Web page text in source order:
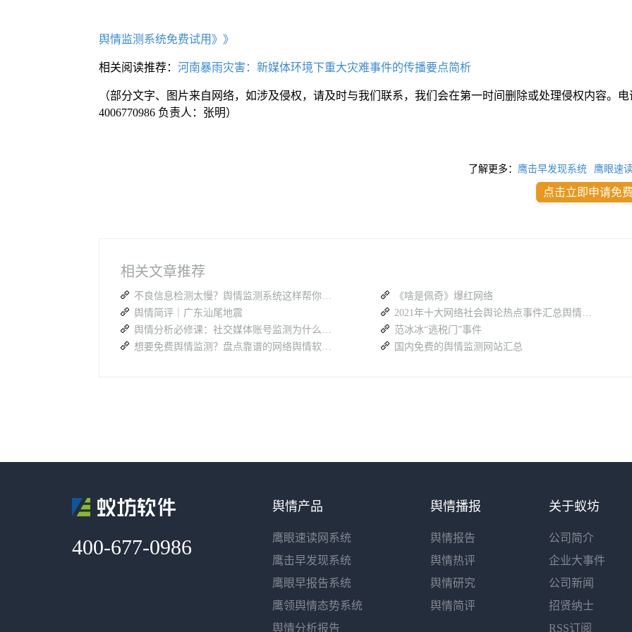
舆情监测系统免费试用》》
相关阅读推荐： 河南暴雨灾害：新媒体环境下重大灾难事件的传播要点简析
（部分文字、图片来自网络，如涉及侵权，请及时与我们联系，我们会在第一时间删除或处理侵权内容。电
4006770986 负责人：张明）
了解更多： 鹰击早发现系统 鹰眼速
点击立即申请免
相关文章推荐
不良信息检测太慢？舆情监测系统这样帮你提效
舆情简评｜广东汕尾地震
舆情分析必修课：社交媒体账号监测为什么是 2026 年最关键的一环？
想要免费舆情监测？盘点靠谱的网络舆情软件有哪些？
《啥是佩奇》爆红网络
2021年十大网络社会舆论热点事件汇总舆情分析
范冰冰“逃税门”事件
国内免费的舆情监测网站汇总
400-677-0986
关于蚁坊
公司简介
企业大事件
公司新闻
招贤纳士
RSS订阅
舆情播报
舆情报告
舆情热评
舆情研究
舆情简评
舆情产品
鹰眼速读网系统
鹰击早发现系统
鹰眼早报告系统
鹰领舆情态势系统
舆情分析报告